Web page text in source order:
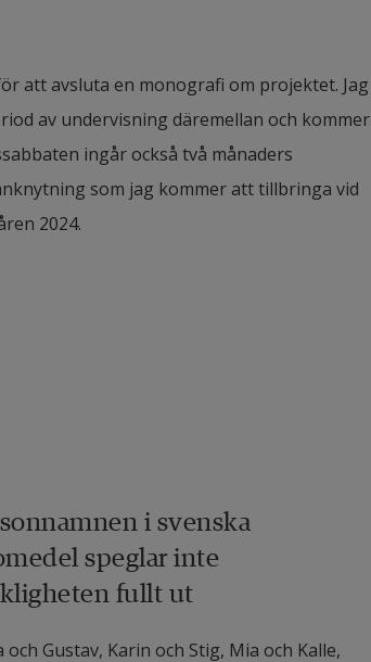
att avsluta en monografi om projektet. Jag
av undervisning däremellan och kommer
ingår också två månaders
som jag kommer att tillbringa vid
2024.
i svenska
speglar inte
fullt ut
och Gustav, Karin och Stig, Mia och Kalle,